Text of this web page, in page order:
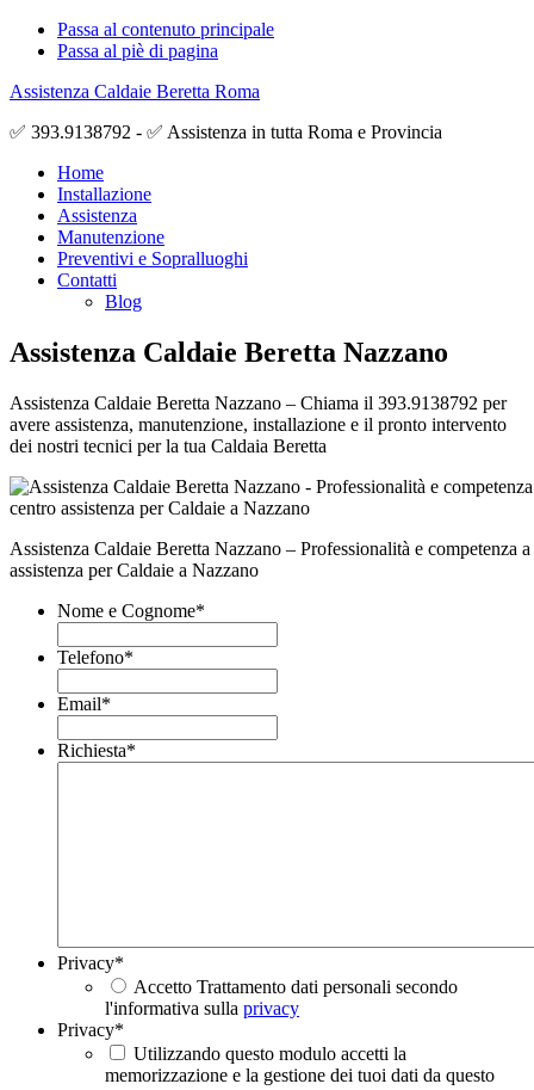
Passa al contenuto principale
Passa al piè di pagina
Assistenza Caldaie Beretta Roma
✅ 393.9138792 - ✅ Assistenza in tutta Roma e Provincia
Home
Installazione
Assistenza
Manutenzione
Preventivi e Sopralluoghi
Contatti
Blog
Assistenza Caldaie Beretta Nazzano
Assistenza Caldaie Beretta Nazzano – Chiama il 393.9138792 per
avere assistenza, manutenzione, installazione e il pronto intervento
dei nostri tecnici per la tua Caldaia Beretta
Assistenza Caldaie Beretta Nazzano – Professionalità e competenza
assistenza per Caldaie a Nazzano
Nome e Cognome*
Telefono*
Email*
Richiesta*
Privacy*
Accetto Trattamento dati personali secondo
l'informativa sulla privacy
Privacy*
Utilizzando questo modulo accetti la
memorizzazione e la gestione dei tuoi dati da questo